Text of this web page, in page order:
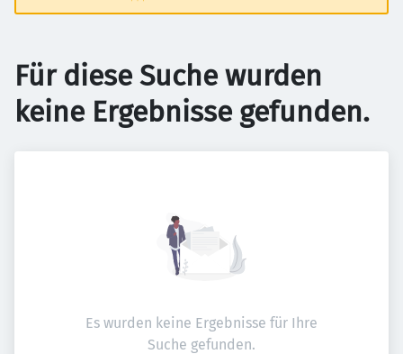
Für diese Suche wurden
keine Ergebnisse gefunden.
Es wurden keine Ergebnisse für Ihre
Suche gefunden.